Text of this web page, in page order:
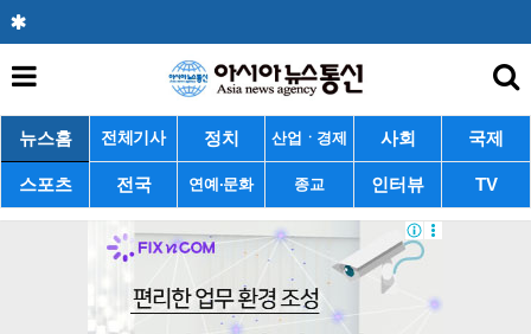
뉴스홈 전체기사 정치 산업ㆍ경제 사회 국제
스포츠 전국 연예·문화 종교 인터뷰 TV